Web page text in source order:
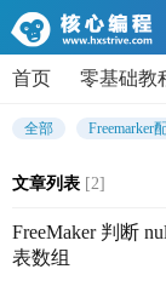
首页 零基础教
AI Python
全部 Freemarker
文章列表 [2]
FreeMaker 判断
表数组